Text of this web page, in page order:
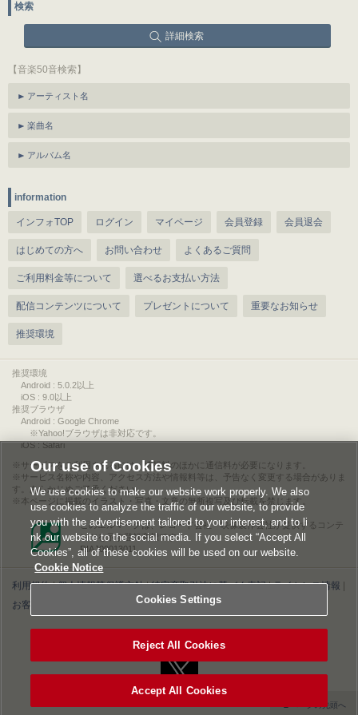
検索
詳細検索
【音楽50音検索】
アーティスト名
楽曲名
アルバム名
information
インフォTOP ログイン マイページ 会員登録 会員退会
はじめての方へ お問い合わせ よくあるご質問
ご利用料金等について 選べるお支払い方法
配信コンテンツについて プレゼントについて 重要なお知らせ
推奨環境
推奨環境
Android : 5.0.2以上
iOS : 9.0以上
推奨ブラウザ
Android : Google Chrome
※Yahoo!ブラウザは非対応です。
iOS : Safari
サービスをご利用されるには、情報料のほかに通信料が必要になります。
サービス名称や内容、アクセス方法や情報料等は、予告なく変更する場合がありま
す。あらかじめご了承ください。
本ページに掲載のイラスト・写真・文章の無断複写及び転載を禁じます。
このエルマークは、レコード会社・映像製作会社が提供するコンテ
ンツを示す登録商標です。
RIAJ00013011
利用規約|個人情報等保護方針|特定商取引法に基づく表記|ライセンス情報
お客様情報の外部送信について|Cookies Settings
▲ページの先頭へ
Our use of Cookies
We use cookies to make our website work properly. We also
use cookies to analyze the traffic of our website, to provide
you with the advertisement tailored to your interest, and to li
nk our website to the social media. If you select “Accept All
Cookies”, all of these cookies will be used on our website.
Cookie Notice
Cookies Settings
Reject All Cookies
Accept All Cookies